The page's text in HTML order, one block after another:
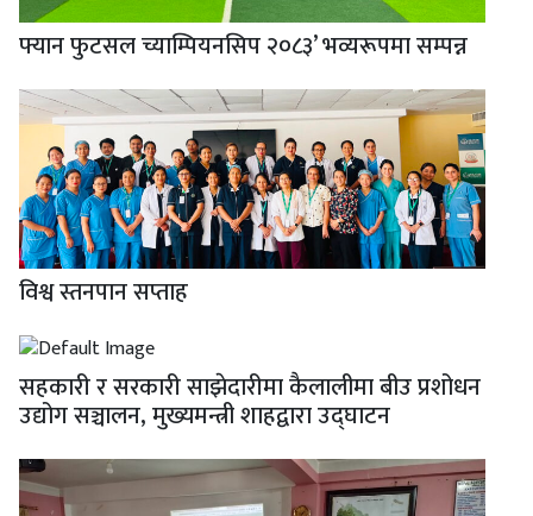
फ्यान फुटसल च्याम्पियनसिप २०८३’ भव्यरूपमा सम्पन्न
विश्व स्तनपान सप्ताह
सहकारी र सरकारी साझेदारीमा कैलालीमा बीउ प्रशोधन
उद्योग सञ्चालन, मुख्यमन्त्री शाहद्वारा उद्घाटन